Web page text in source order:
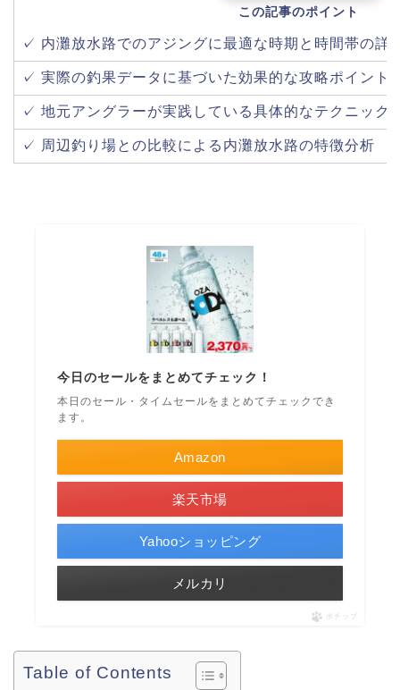
この記事のポイント
✓ 内灘放水路でのアジングに最適な時期と時間帯の詳
✓ 実際の釣果データに基づいた効果的な攻略ポイント
✓ 地元アングラーが実践している具体的なテクニック
✓ 周辺釣り場との比較による内灘放水路の特徴分析
今日のセールをまとめてチェック！
本日のセール・タイムセールをまとめてチェックでき
ます。
Amazon
楽天市場
Yahooショッピング
メルカリ
ポチップ
Table of Contents